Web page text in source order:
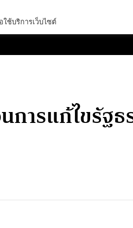
การแก้ไขรั
ใช้บริการเว็บไซต์